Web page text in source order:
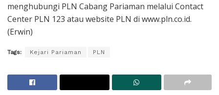
menghubungi PLN Cabang Pariaman melalui Contact
Center PLN 123 atau website PLN di www.pln.co.id.
(Erwin)
Tags: Kejari Pariaman PLN